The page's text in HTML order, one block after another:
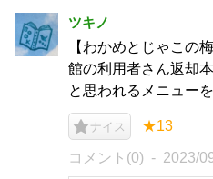
ツキノ
【わかめとじゃこの
館の利用者さん返却
と思われるメニューを
ナイス ★13
コメント(0) 2023/